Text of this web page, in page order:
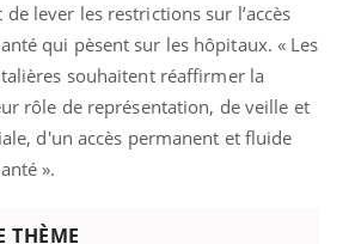
lever les restrictions sur l’accès
qui pèsent sur les hôpitaux. « Les
souhaitent réaffirmer la
rôle de représentation, de veille et
d'un accès permanent et fluide
».
THÈME